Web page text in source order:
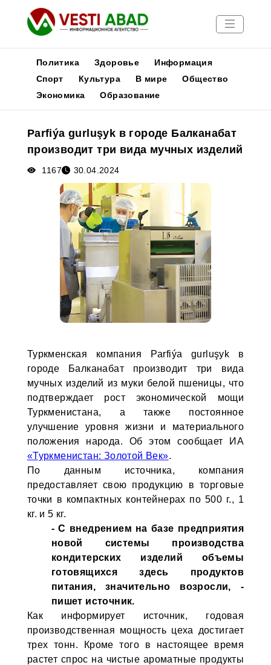
Новости
Медиа
Афиша
Политика Здоровье
Информация
Спорт
Культура В мире
Общество
Экономика
Образование
Parfiýa gurluşyk в городе Балканабат
производит три вида мучных изделий
1167 30.04.2024
Туркменская компания Parfiýa gurluşyk в
городе Балканабат производит три вида
мучных изделий из муки белой пшеницы, что
подтверждает рост экономической мощи
Туркменистана, а также постоянное
улучшение уровня жизни и материального
положения народа. Об этом сообщает ИА
«Туркменистан: Золотой Век».
По данным источника, компания
предоставляет свою продукцию в торговые
точки в компактных контейнерах по 500 г., 1
кг. и 5 кг.
- С внедрением на базе предприятия
новой системы производства
кондитерских изделий объемы
готовящихся здесь продуктов
питания, значительно возросли, -
пишет источник.
Как информирует источник, годовая
производственная мощность цеха достигает
трех тонн. Кроме того в настоящее время
растет спрос на чистые ароматные продукты